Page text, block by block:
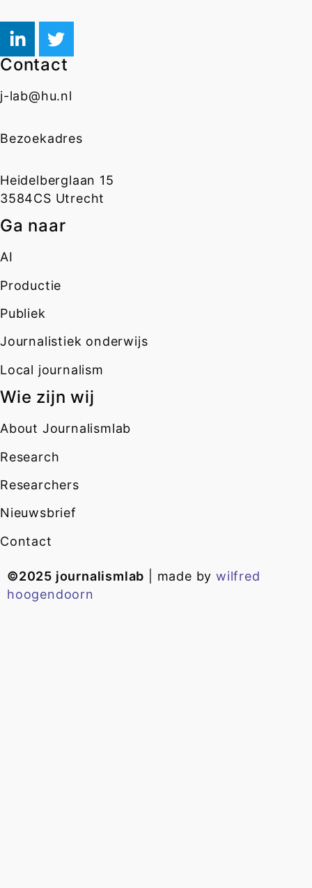
Contact
j-lab@hu.nl
Bezoekadres
Heidelberglaan 15
3584CS Utrecht
Ga naar
AI
Productie
Publiek
Journalistiek onderwijs
Local journalism
Wie zijn wij
About Journalismlab
Research
Researchers
Nieuwsbrief
Contact
©2025 journalismlab | made bywilfred
hoogendoorn